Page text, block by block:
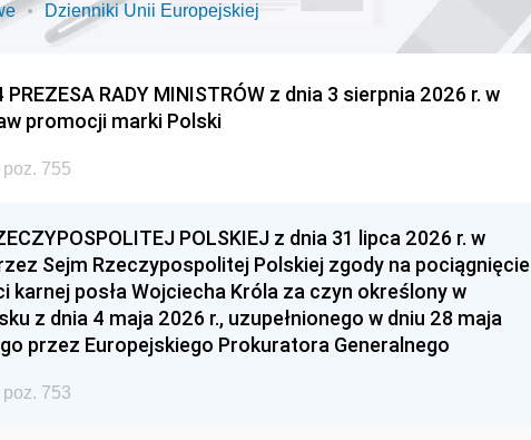
Dzienniki Unii Europejskiej
PREZESA RADY MINISTRÓW z dnia 3 sierpnia 2026 r. w
promocji marki Polski
755
POLSKIEJ z dnia 31 lipca 2026 r. w
Sejm Rzeczypospolitej Polskiej zgody na pociągnięcie
karnej posła Wojciecha Króla za czyn określony w
z dnia 4 maja 2026 r., uzupełnionego w dniu 28 maja
przez Europejskiego Prokuratora Generalnego
753